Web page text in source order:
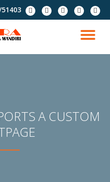
fa-
facebook
fa-
instagram
fa-
youtube
fa-
whatsapp
fa-
o
A CUSTOM